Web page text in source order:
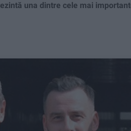
una dintre cele mai